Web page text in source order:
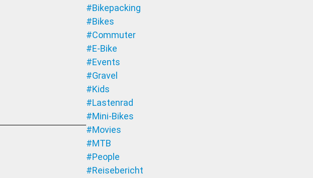
#Bikepacking
#Bikes
#Commuter
#E-Bike
#Events
#Gravel
#Kids
#Lastenrad
#Mini-Bikes
#Movies
#MTB
#People
#Reisebericht